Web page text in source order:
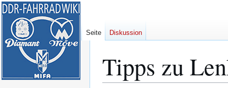
Tipps zu
Seite Diskussion